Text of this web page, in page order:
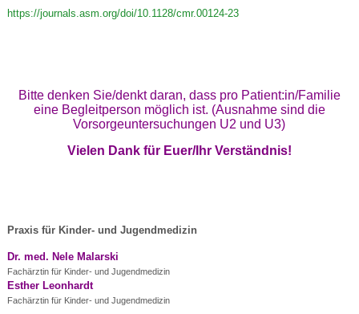
https://journals.asm.org/doi/10.1128/cmr.00124-23
Bitte denken Sie/denkt daran, dass pro Patient:in/Familie
eine Begleitperson möglich ist. (Ausnahme sind die
Vorsorgeuntersuchungen U2 und U3)
Vielen Dank für Euer/Ihr Verständnis!
Praxis für Kinder- und Jugendmedizin
Dr. med. Nele Malarski
Fachärztin für Kinder- und Jugendmedizin
Esther Leonhardt
Fachärztin für Kinder- und Jugendmedizin